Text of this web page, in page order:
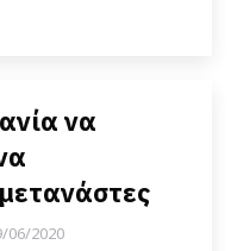
να
06/2020